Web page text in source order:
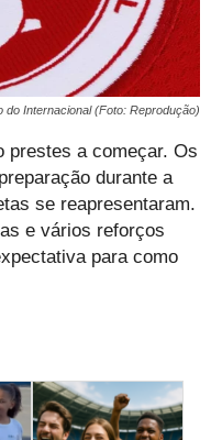
do Internacional (Foto: Reprodução)
prestes a começar. Os
durante a
se reapresentaram.
e vários reforços
para como